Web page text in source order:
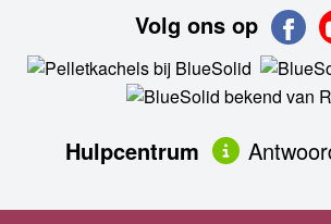
Volg ons op
Hulpcentrum